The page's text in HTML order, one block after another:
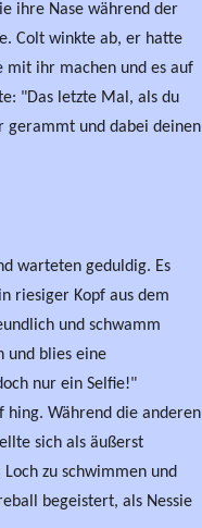
ihre Nase während der
Colt winkte ab, er hatte
mit ihr machen und es auf
"Das letzte Mal, als du
gerammt und dabei deinen
warteten geduldig. Es
riesiger Kopf aus dem
und schwamm
und blies eine
nur ein Selfie!"
hing. Während die anderen
sich als äußerst
zu schwimmen und
begeistert, als Nessie